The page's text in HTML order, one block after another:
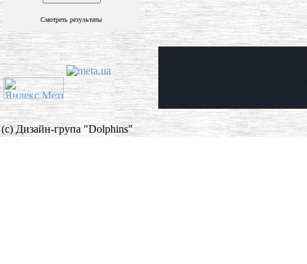
Смотреть результаты
(c) Дизайн-група "Dolphins"